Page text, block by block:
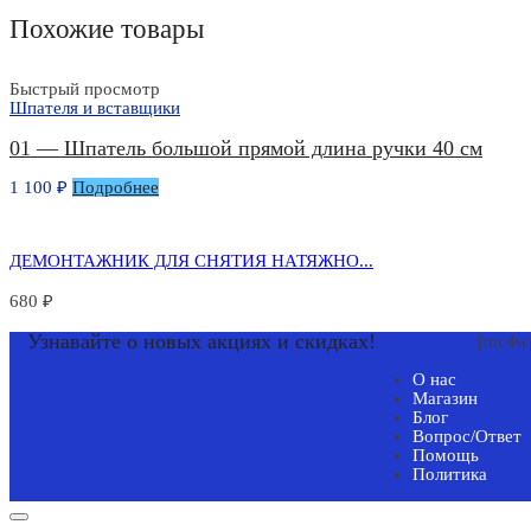
Похожие товары
Быстрый просмотр
Шпателя и вставщики
01 — Шпатель большой прямой длина ручки 40 см
1 100 ₽ Подробнее
ДЕМОНТАЖНИК ДЛЯ СНЯТИЯ НАТЯЖНО...
680 ₽
Узнавайте о новых акциях и скидках!
О нас
Магазин
Блог
Вопрос/Ответ
Помощь
Политика